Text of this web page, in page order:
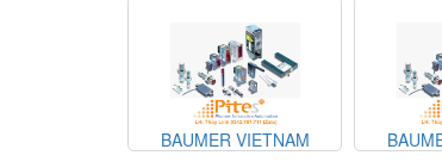
BAUMER VIETNAM BAUMER VIETNAM